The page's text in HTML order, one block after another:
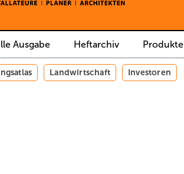
Ausgabe Heftarchiv Produkte
Landwirtschaft Investoren